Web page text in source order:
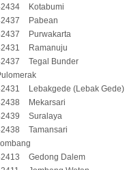
Kotabumi
Pabean
Purwakarta
Ramanuju
Tegal Bunder
Lebakgede (Lebak Gede)
Mekarsari
Suralaya
Tamansari
Gedong Dalem